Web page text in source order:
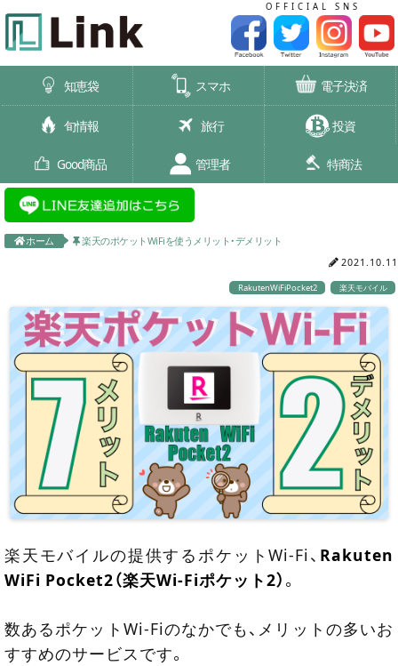
OFFICIAL SNS
知恵袋 スマホ 電子決済
旬情報 旅行 投資
Good商品 管理者 特商法
ホーム
楽天のポケットWiFiを使うメリット・デメリット
2021.10.11
楽天モバイル
RakutenWiFiPocket2
楽天モバイルの提供するポケットWi-Fi、 Rakuten
WiFi Pocket2（楽天Wi-Fiポケット2）。
数あるポケットWi-Fiのなかでも、メリットの多いお
すすめのサービスです。